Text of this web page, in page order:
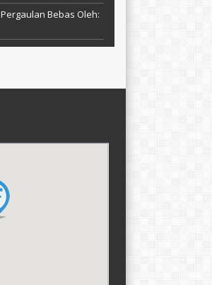
Pergaulan Bebas Oleh: